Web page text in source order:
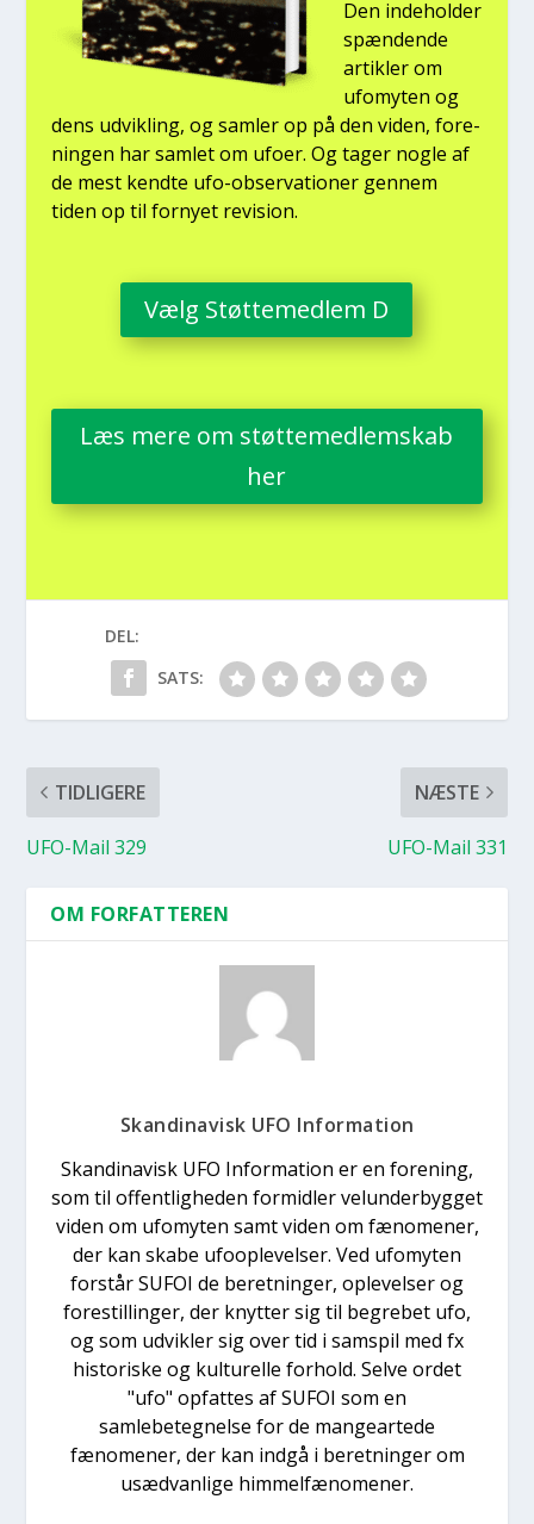
Den inde­hol­der
spæn­den­de
artik­ler om
ufo­myten og
dens udvik­ling, og sam­ler op på den viden, for­e­
nin­gen har sam­let om ufo­er. Og tager nog­le af
de mest kend­te ufo-obser­va­tio­ner gen­nem
tiden op til for­ny­et revi­sion.
Vælg Støt­te­med­lem D
Læs mere om støt­te­med­lem­skab
her
DEL:
SATS:
TIDLIGERE
UFO-Mail 329
NÆSTE
UFO-Mail 331
OM FORFATTEREN
Skandinavisk UFO Information
Skandinavisk UFO Information er en forening,
som til offentligheden formidler velunderbygget
viden om ufomyten samt viden om fænomener,
der kan skabe ufooplevelser. Ved ufomyten
forstår SUFOI de beretninger, oplevelser og
forestillinger, der knytter sig til begrebet ufo,
og som udvikler sig over tid i samspil med fx
historiske og kulturelle forhold. Selve ordet
"ufo" opfattes af SUFOI som en
samlebetegnelse for de mangeartede
fænomener, der kan indgå i beretninger om
usædvanlige himmelfænomener.